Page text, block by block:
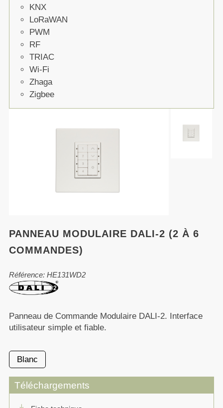
KNX
LoRaWAN
PWM
RF
TRIAC
Wi-Fi
Zhaga
Zigbee
PANNEAU MODULAIRE DALI-2 (2 À 6
COMMANDES)
Référence: HE131WD2
Panneau de Commande Modulaire DALI-2. Interface
utilisateur simple et fiable.
Blanc
Téléchargements